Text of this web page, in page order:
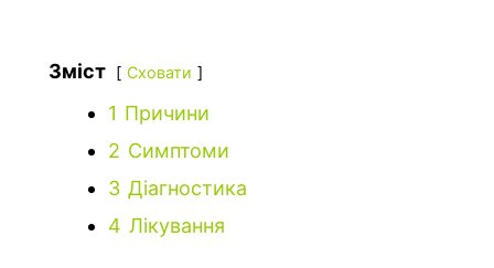
Зміст Сховати
1 Причини
2 Симптоми
3 Діагностика
4 Лікування